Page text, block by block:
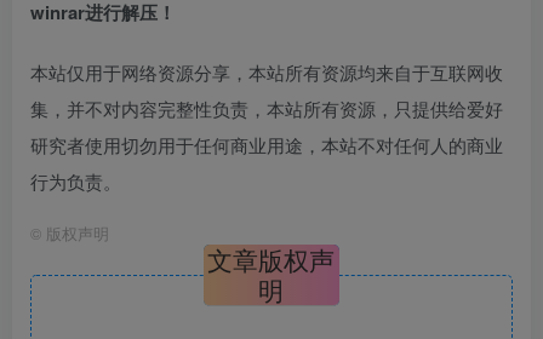
winrar进行解压！
本站仅用于网络资源分享，本站所有资源均来自于互联网收
集，并不对内容完整性负责，本站所有资源，只提供给爱好
研究者使用切勿用于任何商业用途，本站不对任何人的商业
行为负责。
© 版权声明
文章版权声
明